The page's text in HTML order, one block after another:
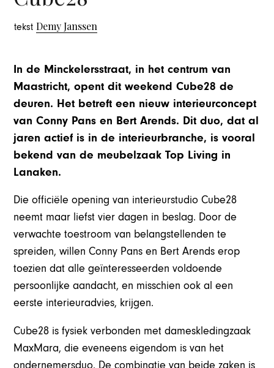
tekstDemy Janssen
In de Minckelersstraat, in het centrum van
Maastricht, opent dit weekend Cube28 de
deuren. Het betreft een nieuw interieurconcept
van Conny Pans en Bert Arends. Dit duo, dat al
jaren actief is in de interieurbranche, is vooral
bekend van de meubelzaak Top Living in
Lanaken.
Die officiële opening van interieurstudio Cube28
neemt maar liefst vier dagen in beslag. Door de
verwachte toestroom van belangstellenden te
spreiden, willen Conny Pans en Bert Arends erop
toezien dat alle geïnteresseerden voldoende
persoonlijke aandacht, en misschien ook al een
eerste interieuradvies, krijgen.
Cube28 is fysiek verbonden met dameskledingzaak
MaxMara, die eveneens eigendom is van het
ondernemersduo. De combinatie van beide zaken is